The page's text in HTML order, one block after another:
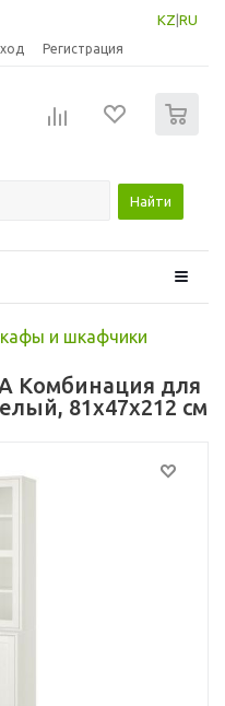
KZ RU
Регистрация
Найти
и шкафчики
Комбинация для
81x47x212 см